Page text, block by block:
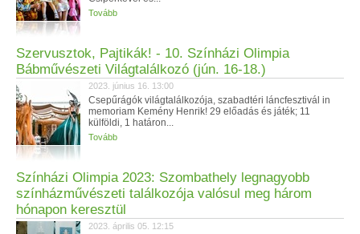
Tovább
Szervusztok, Pajtikák! - 10. Színházi Olimpia
Bábművészeti Világtalálkozó (jún. 16-18.)
2023. június 16. 13:00
Csepűrágók világtalálkozója, szabadtéri láncfesztivál in
memoriam Kemény Henrik! 29 előadás és játék; 11
külföldi, 1 határon...
Tovább
Színházi Olimpia 2023: Szombathely legnagyobb
színházművészeti találkozója valósul meg három
hónapon keresztül
2023. április 05. 12:15